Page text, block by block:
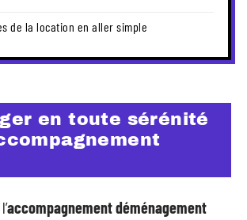
de la location en aller simple
en toute sérénité
accompagnement déménagement